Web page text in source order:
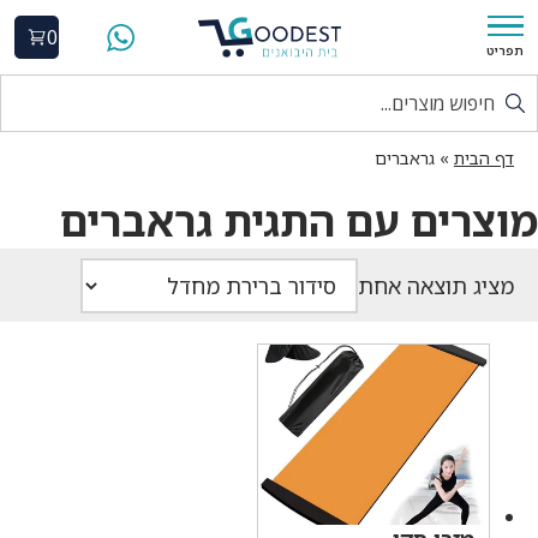
תפריט
0
דף הבית » גראברים
מוצרים עם התגית גראברים
מציג תוצאה אחת